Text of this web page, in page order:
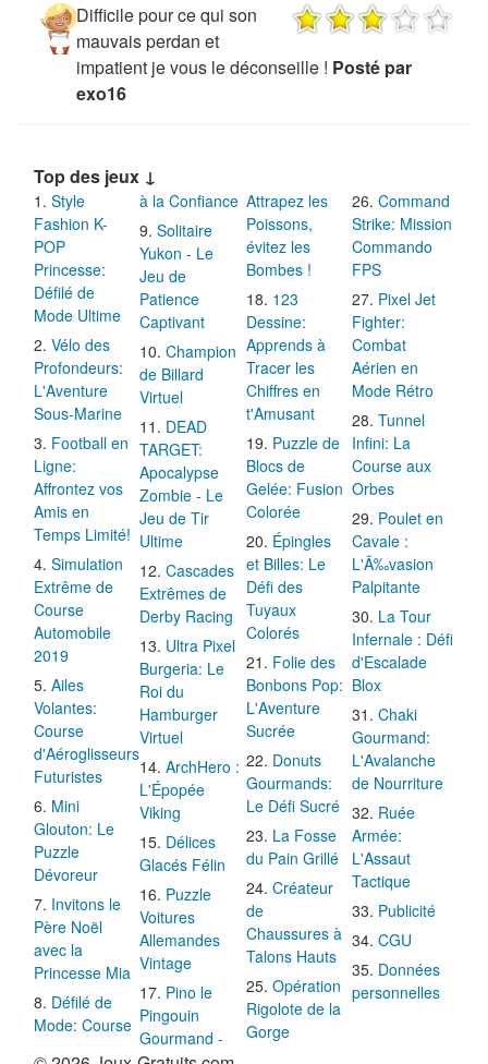
Difficile pour ce qui son
mauvais perdan et
impatient je vous le déconseille ! Posté par
exo16
Top des jeux ↓
Style
Fashion K-
POP
Princesse:
Défilé de
Mode Ultime
Vélo des
Profondeurs:
L'Aventure
Sous-Marine
Football en
Ligne:
Affrontez vos
Amis en
Temps Limité!
Simulation
Extrême de
Course
Automobile
2019
Ailes
Volantes:
Course
d'Aéroglisseurs
Futuristes
Mini
Glouton: Le
Puzzle
Dévoreur
Invitons le
Père Noël
avec la
Princesse Mia
Défilé de
Mode: Course
à la Confiance
Solitaire
Yukon - Le
Jeu de
Patience
Captivant
Champion
de Billard
Virtuel
DEAD
TARGET:
Apocalypse
Zombie - Le
Jeu de Tir
Ultime
Cascades
Extrêmes de
Derby Racing
Ultra Pixel
Burgeria: Le
Roi du
Hamburger
Virtuel
ArchHero :
L'Épopée
Viking
Délices
Glacés Félin
Puzzle
Voitures
Allemandes
Vintage
Pino le
Pingouin
Gourmand -
Attrapez les
Poissons,
évitez les
Bombes !
123
Dessine:
Apprends à
Tracer les
Chiffres en
t'Amusant
Puzzle de
Blocs de
Gelée: Fusion
Colorée
Épingles
et Billes: Le
Défi des
Tuyaux
Colorés
Folie des
Bonbons Pop:
L'Aventure
Sucrée
Donuts
Gourmands:
Le Défi Sucré
La Fosse
du Pain Grillé
Créateur
de
Chaussures à
Talons Hauts
Opération
Rigolote de la
Gorge
Command
Strike: Mission
Commando
FPS
Pixel Jet
Fighter:
Combat
Aérien en
Mode Rétro
Tunnel
Infini: La
Course aux
Orbes
Poulet en
Cavale :
L'Ã‰vasion
Palpitante
La Tour
Infernale : Défi
d'Escalade
Blox
Chaki
Gourmand:
L'Avalanche
de Nourriture
Ruée
Armée:
L'Assaut
Tactique
Publicité
CGU
Données
personnelles